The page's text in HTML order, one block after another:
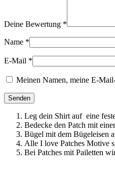
Deine Bewertung *
Name *
E-Mail *
Meinen Namen, meine E-
Leg dein Shirt auf eine
Bedecke den Patch mit
Bügel mit dem Bügeleisen
Alle I love Patches Motive
Bei Patches mit Pailetten